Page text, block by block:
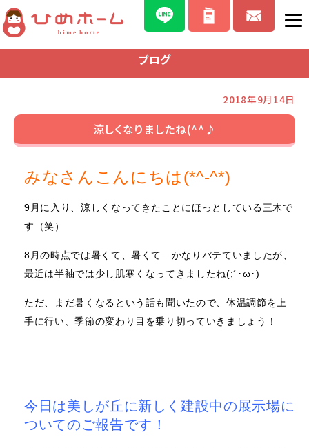
ブログ
2018年9月14日
涼しくなりましたね(^^♪
みなさんこんにちは(*^-^*)
9月に入り、涼しくなってきたことにほっとしている三木で
す（笑）
8月の時点では暑くて、暑くて…かなりバテていましたが、
最近は半袖では少し肌寒くなってきましたね(;´･ω･)
ただ、まだ暑くなるという話も聞いたので、体温調節を上
手に行い、季節の変わり目を乗り切っていきましょう！
今日は美しが丘に新しく建設中の展示場に
ついてのご報告です！